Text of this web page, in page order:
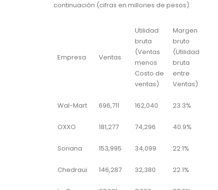
continuación (cifras en millones de pesos).
Empresa Ventas
Utilidad
bruta
(Ventas
menos
Costo de
ventas)
Margen
bruto
(Utilidad
bruta
entre
Ventas)
Wal-Mart 696,711 162,040 23.3%
OXXO 181,277 74,296 40.9%
Soriana 153,995 34,099 22.1%
Chedraui 146,287 32,380 22.1%